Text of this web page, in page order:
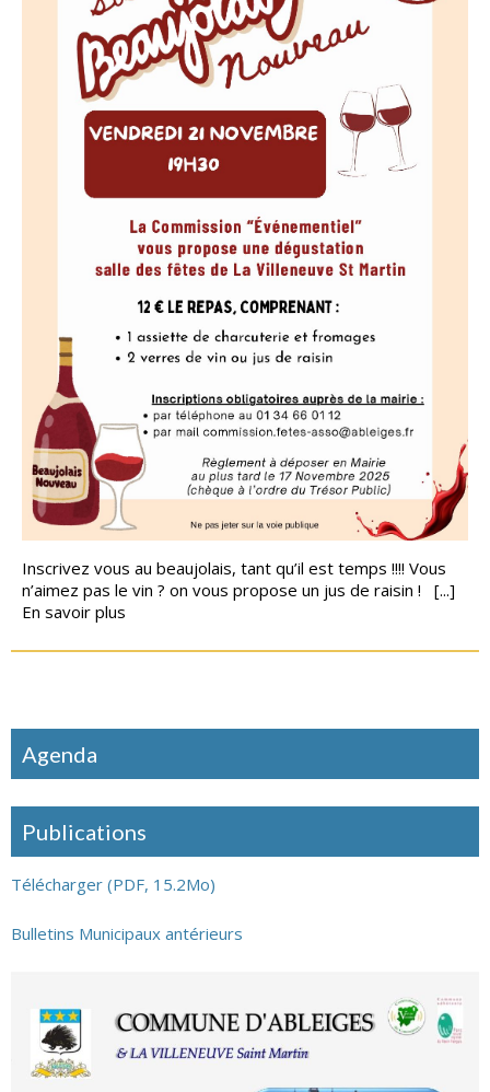
Inscrivez vous au beaujolais, tant qu’il est temps !!!! Vous
n’aimez pas le vin ? on vous propose un jus de raisin ! [...]
En savoir plus
Agenda
Publications
Télécharger (PDF, 15.2Mo)
Bulletins Municipaux antérieurs